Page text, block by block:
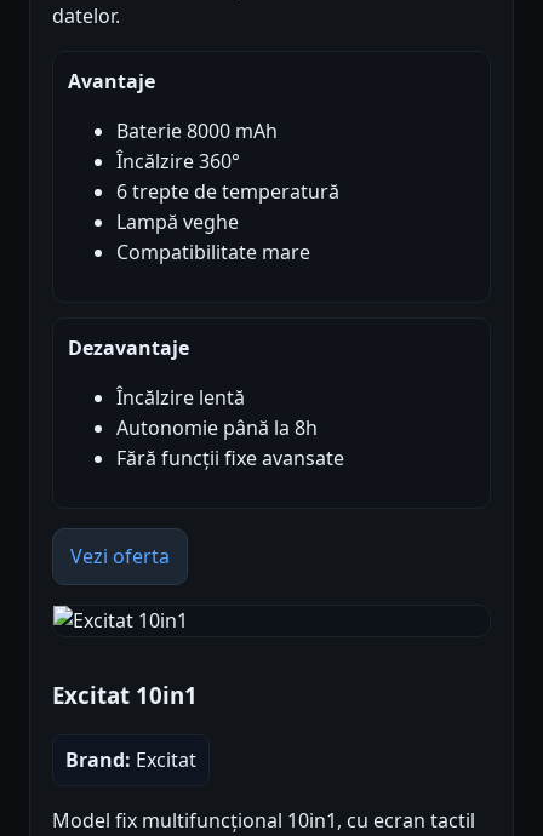
datelor.
Avantaje
Baterie 8000 mAh
Încălzire 360°
6 trepte de temperatură
Lampă veghe
Compatibilitate mare
Dezavantaje
Încălzire lentă
Autonomie până la 8h
Fără funcții fixe avansate
Vezi oferta
Excitat 10in1
Brand: Excitat
Model fix multifuncțional 10in1, cu ecran tactil